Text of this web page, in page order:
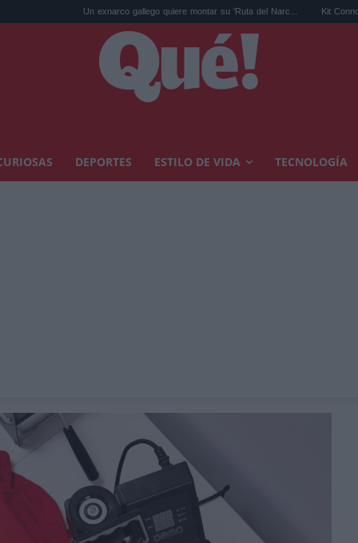
Un exnarco gallego quiere montar su 'Ruta del Narc... Kit Connor será
DEPORTES ESTILO DE VIDA TECNOLOGÍA